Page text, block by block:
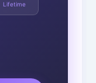
Lifetime